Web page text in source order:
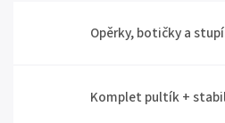
Opěrky, botičky a
Komplet pultík +